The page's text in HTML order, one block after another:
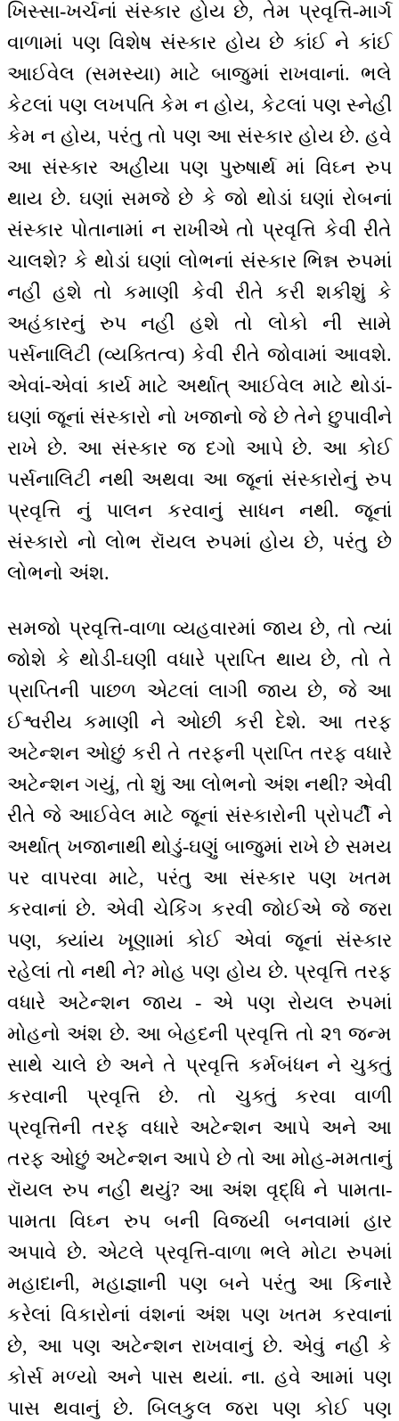
ખિસ્સા-ખર્ચનાં સંસ્કાર હોય છે, તેમ પ્રવૃત્તિ-માર્ગ
વાળામાં પણ વિશેષ સંસ્કાર હોય છે કાંઈ ને કાંઈ
આઈવેલ (સમસ્યા) માટે બાજુમાં રાખવાનાં. ભલે
કેટલાં પણ લખપતિ કેમ ન હોય, કેટલાં પણ સ્નેહી
કેમ ન હોય, પરંતુ તો પણ આ સંસ્કાર હોય છે. હવે
આ સંસ્કાર અહીંયા પણ પુરુષાર્થ માં વિઘ્ન રુપ
થાય છે. ઘણાં સમજે છે કે જો થોડાં ઘણાં રોબનાં
સંસ્કાર પોતાનામાં ન રાખીએ તો પ્રવૃત્તિ કેવી રીતે
ચાલશે? કે થોડાં ઘણાં લોભનાં સંસ્કાર ભિન્ન રુપમાં
નહીં હશે તો કમાણી કેવી રીતે કરી શકીશું કે
અહંકારનું રુપ નહીં હશે તો લોકો ની સામે
પર્સનાલિટી (વ્યક્તિત્વ) કેવી રીતે જોવામાં આવશે.
એવાં-એવાં કાર્ય માટે અર્થાત્ આઈવેલ માટે થોડાં-
ઘણાં જૂનાં સંસ્કારો નો ખજાનો જે છે તેને છુપાવીને
રાખે છે. આ સંસ્કાર જ દગો આપે છે. આ કોઈ
પર્સનાલિટી નથી અથવા આ જૂનાં સંસ્કારોનું રુપ
પ્રવૃત્તિ નું પાલન કરવાનું સાધન નથી. જૂનાં
સંસ્કારો નો લોભ રૉયલ રુપમાં હોય છે, પરંતુ છે
લોભનો અંશ.
સમજો પ્રવૃત્તિ-વાળા વ્યહવારમાં જાય છે, તો ત્યાં
જોશે કે થોડી-ઘણી વધારે પ્રાપ્તિ થાય છે, તો તે
પ્રાપ્તિની પાછળ એટલાં લાગી જાય છે, જે આ
ઈશ્વરીય કમાણી ને ઓછી કરી દેશે. આ તરફ
અટેન્શન ઓછું કરી તે તરફની પ્રાપ્તિ તરફ વધારે
અટેન્શન ગયું, તો શું આ લોભનો અંશ નથી? એવી
રીતે જે આઈવેલ માટે જૂનાં સંસ્કારોની પ્રોપર્ટી ને
અર્થાત્ ખજાનાથી થોડું-ઘણું બાજુમાં રાખે છે સમય
પર વાપરવા માટે, પરંતુ આ સંસ્કાર પણ ખતમ
કરવાનાં છે. એવી ચેકિંગ કરવી જોઈએ જે જરા
પણ, ક્યાંય ખૂણામાં કોઈ એવાં જૂનાં સંસ્કાર
રહેલાં તો નથી ને? મોહ પણ હોય છે. પ્રવૃત્તિ તરફ
વધારે અટેન્શન જાય - એ પણ રોયલ રુપમાં
મોહનો અંશ છે. આ બેહદની પ્રવૃત્તિ તો ૨૧ જન્મ
સાથે ચાલે છે અને તે પ્રવૃત્તિ કર્મબંધન ને ચુક્તું
કરવાની પ્રવૃત્તિ છે. તો ચુક્તું કરવા વાળી
પ્રવૃત્તિની તરફ વધારે અટેન્શન આપે અને આ
તરફ ઓછું અટેન્શન આપે છે તો આ મોહ-મમતાનું
રૉયલ રુપ નહીં થયું? આ અંશ વૃદ્ધિ ને પામતા-
પામતા વિઘ્ન રુપ બની વિજયી બનવામાં હાર
અપાવે છે. એટલે પ્રવૃત્તિ-વાળા ભલે મોટા રુપમાં
મહાદાની, મહાજ્ઞાની પણ બને પરંતુ આ કિનારે
કરેલાં વિકારોનાં વંશનાં અંશ પણ ખતમ કરવાનાં
છે, આ પણ અટેન્શન રાખવાનું છે. એવું નહીં કે
કોર્સ મળ્યો અને પાસ થયાં. ના. હવે આમાં પણ
પાસ થવાનું છે. બિલકુલ જરા પણ કોઈ પણ